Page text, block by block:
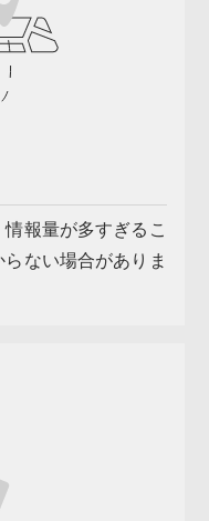
報量が多すぎるこ
ない場合がありま